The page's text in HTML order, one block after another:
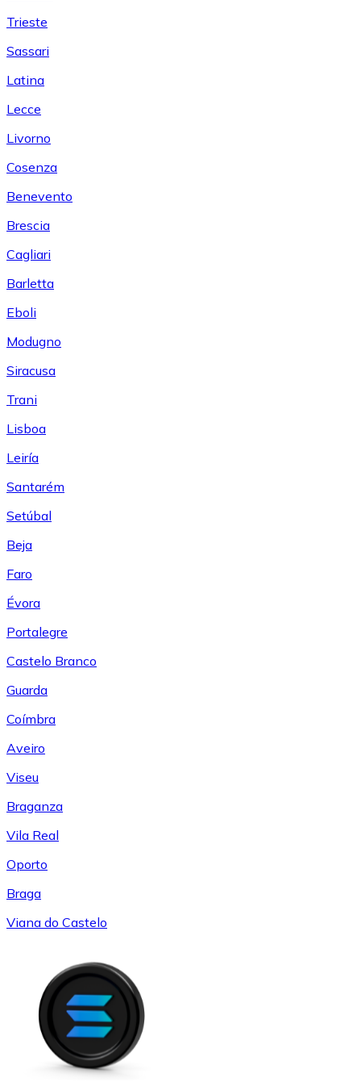
Trieste
Sassari
Latina
Lecce
Livorno
Cosenza
Benevento
Brescia
Cagliari
Barletta
Eboli
Modugno
Siracusa
Trani
Lisboa
Leiría
Santarém
Setúbal
Beja
Faro
Évora
Portalegre
Castelo Branco
Guarda
Coímbra
Aveiro
Viseu
Braganza
Vila Real
Oporto
Braga
Viana do Castelo